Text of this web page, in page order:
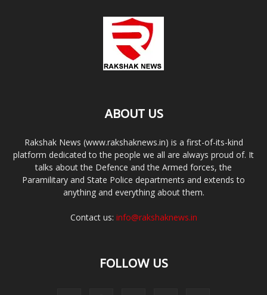
ABOUT US
Rakshak News (www.rakshaknews.in) is a first-of-its-kind
platform dedicated to the people we all are always proud of. It
talks about the Defence and the Armed forces, the
Paramilitary and State Police departments and extends to
anything and everything about them.
Contact us: info@rakshaknews.in
FOLLOW US